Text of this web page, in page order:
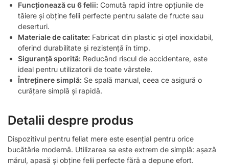
Funcționează cu 6 felii: Comută rapid între opțiunile de
tăiere și obține felii perfecte pentru salate de fructe sau
deserturi.
Materiale de calitate: Fabricat din plastic și oțel inoxidabil,
oferind durabilitate și rezistență în timp.
Siguranță sporită: Reducând riscul de accidentare, este
ideal pentru utilizatorii de toate vârstele.
Întreținere simplă: Se spală manual, ceea ce asigură o
curățare simplă și rapidă.
Detalii despre produs
Dispozitivul pentru feliat mere este esențial pentru orice
bucătărie modernă. Utilizarea sa este extrem de simplă: așază
mărul, apasă și obține felii perfecte fără a depune efort.